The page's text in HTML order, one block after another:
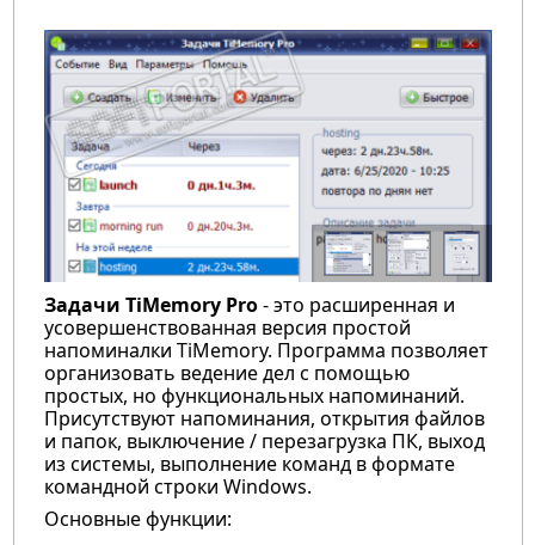
Задачи TiMemory Pro- это расширенная и
усовершенствованная версия простой
напоминалки TiMemory. Программа позволяет
организовать ведение дел с помощью
простых, но функциональных напоминаний.
Присутствуют напоминания, открытия файлов
и папок, выключение / перезагрузка ПК, выход
из системы, выполнение команд в формате
командной строки Windows.
Основные функции: